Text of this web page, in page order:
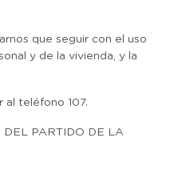
que seguir con el uso
y de la vivienda, y la
al teléfono 107.
DEL PARTIDO DE LA